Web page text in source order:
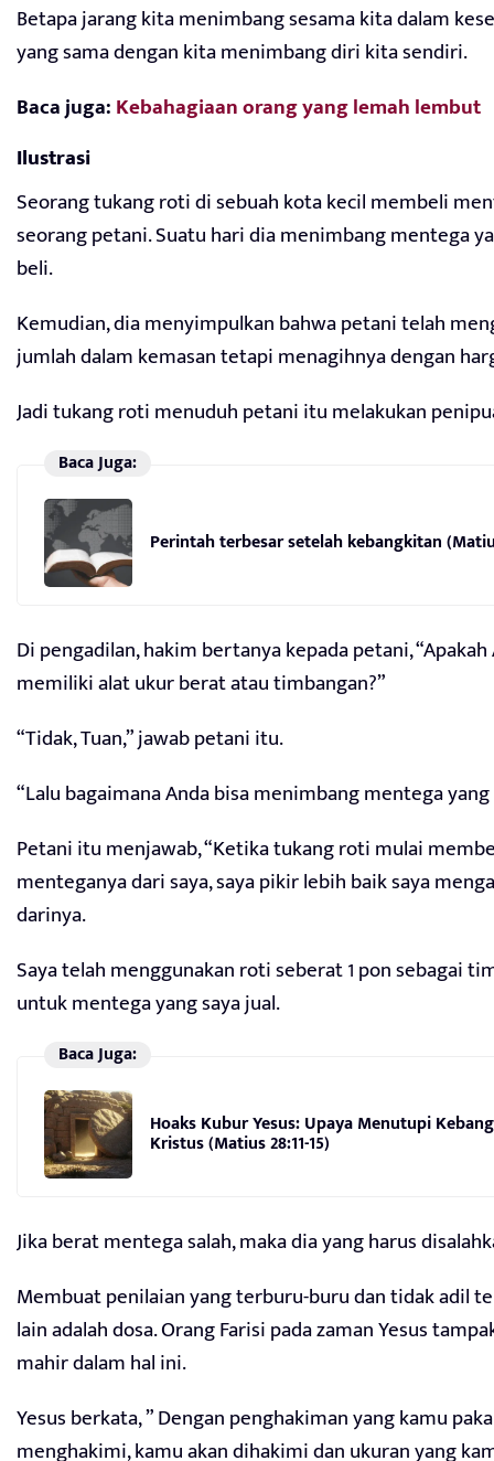
Betapa jarang kita menimbang sesama kita dalam
yang sama dengan kita menimbang diri kita sendiri.
Baca juga:Kebahagiaan orang yang lemah lembut
Ilustrasi
Seorang tukang roti di sebuah kota kecil membeli
seorang petani. Suatu hari dia menimbang mentega
beli.
Kemudian, dia menyimpulkan bahwa petani telah
jumlah dalam kemasan tetapi menagihnya dengan
Jadi tukang roti menuduh petani itu melakukan
Baca Juga:
Perintah terbesar setelah kebangkitan
Di pengadilan, hakim bertanya kepada petani, “Apakah
memiliki alat ukur berat atau timbangan?”
“Tidak, Tuan,” jawab petani itu.
“Lalu bagaimana Anda bisa menimbang mentega yang
Petani itu menjawab, “Ketika tukang roti mulai
menteganya dari saya, saya pikir lebih baik saya
darinya.
Saya telah menggunakan roti seberat 1 pon sebagai
untuk mentega yang saya jual.
Baca Juga:
Hoaks Kubur Yesus: Upaya Menutupi
Kristus (Matius 28:11-15)
Jika berat mentega salah, maka dia yang harus
Membuat penilaian yang terburu-buru dan tidak adil
lain adalah dosa. Orang Farisi pada zaman Yesus
mahir dalam hal ini.
Yesus berkata, ” Dengan penghakiman yang kamu
menghakimi, kamu akan dihakimi dan ukuran yang